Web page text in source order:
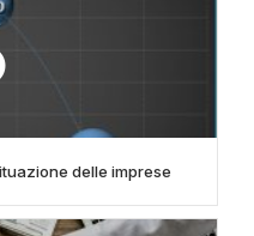
delle imprese